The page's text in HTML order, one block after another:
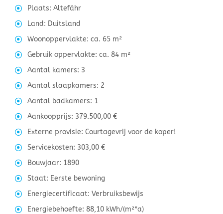
Plaats: Altefähr
Land: Duitsland
Woonoppervlakte: ca. 65 m²
Gebruik oppervlakte: ca. 84 m²
Aantal kamers: 3
Aantal slaapkamers: 2
Aantal badkamers: 1
Aankoopprijs: 379.500,00 €
Externe provisie: Courtagevrij voor de koper!
Servicekosten: 303,00 €
Bouwjaar: 1890
Staat: Eerste bewoning
Energiecertificaat: Verbruiksbewijs
Energiebehoefte: 88,10 kWh/(m²*a)